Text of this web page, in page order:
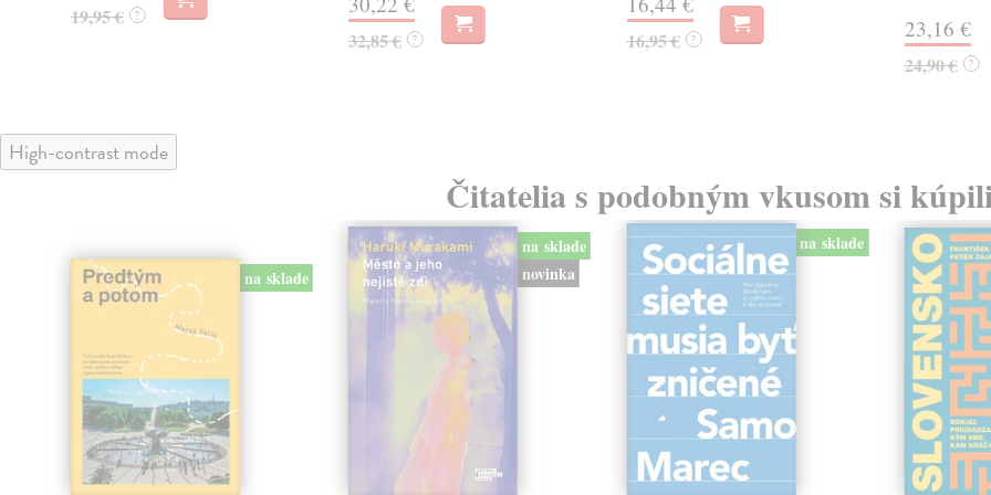
19,95 € ?
32,85 € ? 16,95 € ? 23,16 €
24,90 € ?
High-contrast mode
Čitatelia s podobným vkusom si
na sklade
na sklade
novinka
na sklade